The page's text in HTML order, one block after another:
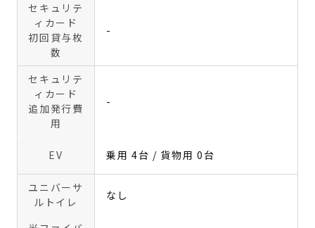
セキュリテ
ィカード
初回貸与枚
数
-
セキュリテ
ィカード
追加発行費
用
-
EV 乗用 4台 / 貨物用 0台
ユニバーサ
ルトイレ
なし